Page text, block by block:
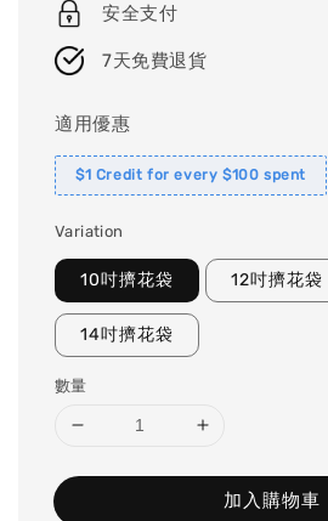
安全支付
7天免費退貨
適用優惠
$1 Credit for every $100 spent
Variation
10吋擠花袋 12吋擠花袋
14吋擠花袋
數量
加入購物車